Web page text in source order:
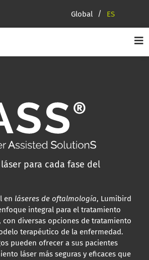
Global ES
para cada fase del
en láseres de oftalmología, Lumibird
integral para el tratamiento
con diversas opciones de tratamiento
terapéutico de la enfermedad.
pueden ofrecer a sus pacientes
láser más seguras y eficaces que